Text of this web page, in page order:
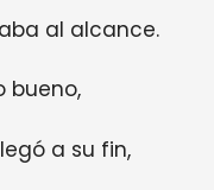
al alcance.
bueno,
a su fin,